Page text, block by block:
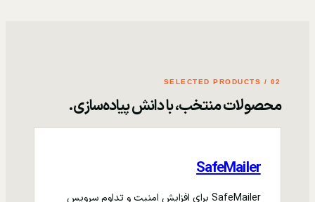
02 / SELECTED PRODUCTS
محصولات منتخب، با دانش پیاده‌سازی.
SafeMailer
SafeMailer برای افزایش امنیت و تداوم سرویس